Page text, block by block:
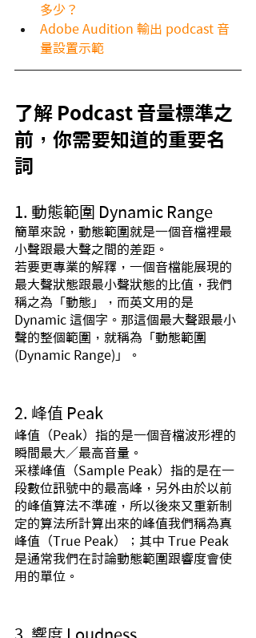
多少？
Adobe Audition 輸出 podcast 音
量設置示範
了解 Podcast 音量標準之
前，你需要知道的重要名
詞
1. 動態範圍 Dynamic Range
簡單來說，動態範圍就是一個音檔裡最
小聲跟最大聲之間的差距。
若要更專業的解釋，一個音檔能展現的
最大聲狀態跟最小聲狀態的比值，我們
稱之為「動態」，而英文用的是
Dynamic 這個字。那這個最大聲跟最小
聲的整個範圍，就稱為「動態範圍
(Dynamic Range)」。
2. 峰值 Peak
峰值（Peak）指的是一個音檔波形裡的
瞬間最大／最高音量。
采樣峰值（Sample Peak）指的是在一
段數位訊號中的最高峰，另外由於以前
的峰值算法不準確，所以後來又重新制
定的算法所計算出來的峰值我們稱為真
峰值（True Peak）；其中 True Peak
是通常我們在討論動態範圍跟響度會使
用的單位。
3. 響度 Loudness